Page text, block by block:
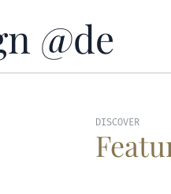
@de
DISCOVER